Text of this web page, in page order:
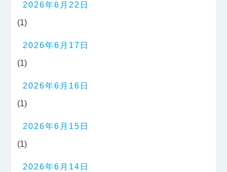
2026年6月22日
(1)
2026年6月17日
(1)
2026年6月16日
(1)
2026年6月15日
(1)
2026年6月14日